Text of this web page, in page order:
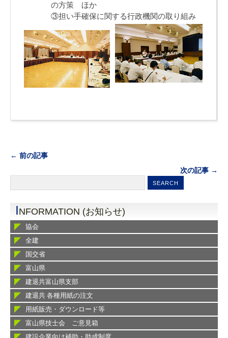
の方策 ほか
③担い手確保に関する行政機関の取り組み
← 前の記事
次の記事 →
INFORMATION (お知らせ)
協会
全建
国交省
富山県
建退共富山県支部
建退共 各種用紙の注文
用紙販売・ダウンロード等
富山県技士会 ご意見箱